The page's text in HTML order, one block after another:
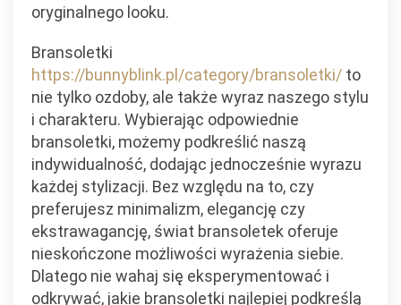
oryginalnego looku.
Bransoletki
https://bunnyblink.pl/category/bransoletki/ to
nie tylko ozdoby, ale także wyraz naszego stylu
i charakteru. Wybierając odpowiednie
bransoletki, możemy podkreślić naszą
indywidualność, dodając jednocześnie wyrazu
każdej stylizacji. Bez względu na to, czy
preferujesz minimalizm, elegancję czy
ekstrawagancję, świat bransoletek oferuje
nieskończone możliwości wyrażenia siebie.
Dlatego nie wahaj się eksperymentować i
odkrywać, jakie bransoletki najlepiej podkreślą